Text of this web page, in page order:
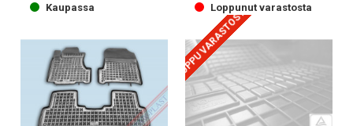
Kaupassa Loppunut varastosta
LOPPU VARASTOSTA